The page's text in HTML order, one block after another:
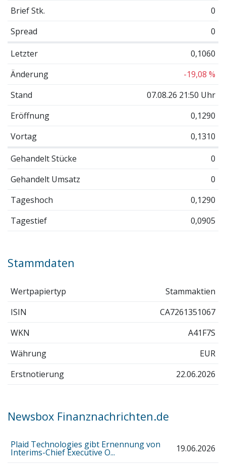
Brief Stk.
0
Spread
0
Letzter
0,1060
Änderung
-19,08 %
Stand
07.08.26 21:50 Uhr
Eröffnung
0,1290
Vortag
0,1310
Gehandelt Stücke
0
Gehandelt Umsatz
0
Tageshoch
0,1290
Tagestief
0,0905
Stammdaten
Wertpapiertyp
Stammaktien
ISIN
CA7261351067
WKN
A41F7S
Währung
EUR
Erstnotierung
22.06.2026
Newsbox Finanznachrichten.de
Plaid Technologies gibt Ernennung von
Interims-Chief Executive O... 19.06.2026